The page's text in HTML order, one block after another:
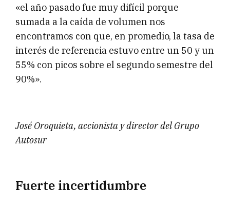
«el año pasado fue muy difícil porque
sumada a la caída de volumen nos
encontramos con que, en promedio, la tasa de
interés de referencia estuvo entre un 50 y un
55% con picos sobre el segundo semestre del
90%».
José Oroquieta, accionista y director del Grupo
Autosur
Fuerte incertidumbre